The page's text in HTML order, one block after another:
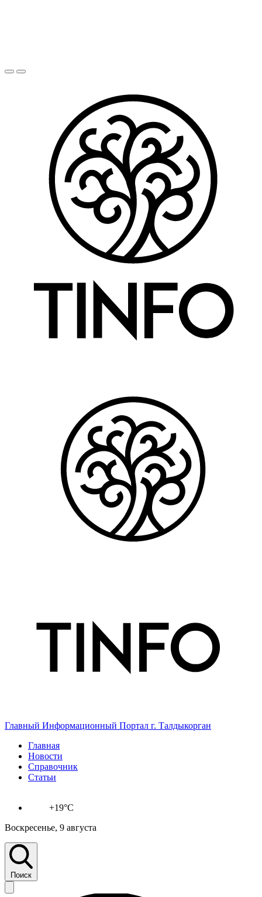
Главный Информационный Портал г. Талдыкорган
Главная
Новости
Справочник
Статьи
+19°C
Воскресенье, 9 августа
Поиск